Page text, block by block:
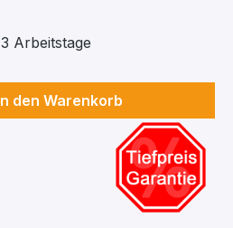
Arbeitstage
gewünschten Wert
den Warenkorb